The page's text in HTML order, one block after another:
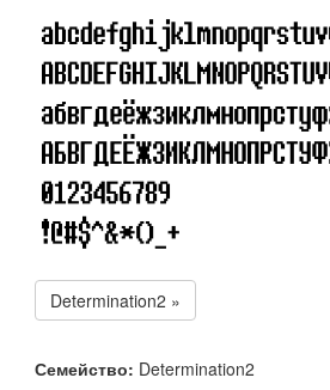
Determination2 »
Семейство: Determination2